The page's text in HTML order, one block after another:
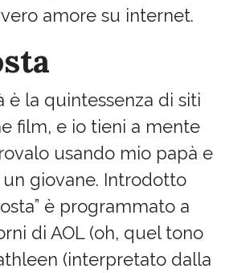
amore su internet.
è la quintessenza di siti
film, e io tieni a mente
usando mio papà e
giovane. Introdotto
è programmato a
di AOL (oh, quel tono
(interpretato dalla